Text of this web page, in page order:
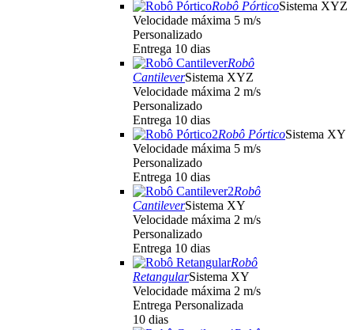
Robô PórticoSistema XYZ
Velocidade máxima 5 m/s
Personalizado
Entrega 10 dias
Robô
CantileverSistema XYZ
Velocidade máxima 2 m/s
Personalizado
Entrega 10 dias
Robô PórticoSistema XY
Velocidade máxima 5 m/s
Personalizado
Entrega 10 dias
Robô
CantileverSistema XY
Velocidade máxima 2 m/s
Personalizado
Entrega 10 dias
Robô
RetangularSistema XY
Velocidade máxima 2 m/s
Entrega Personalizada
10 dias